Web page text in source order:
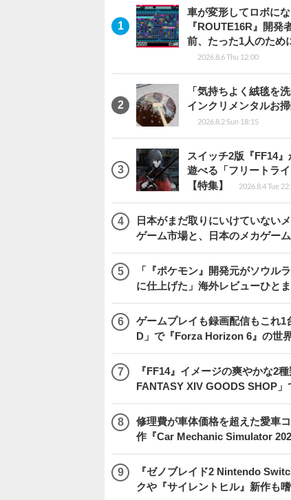
車が変形してロボに
『ROUTE16R』開
前、たった1人のため
2026.8.6 Thu 12:00
「気持ちよく絨毯を
インクリメンタルお
2026.8.2 Sun 18:15
スイッチ2版『FF14
遊べる「フリートラ
【特集】
2026.8.4 Tue
日本がまだ取りにいけていない
ゲーム市場と、日本のメカゲー
「『ポケモン』開発元がソウル
に仕上げた」海外レビューひと
ゲームプレイも録画配信もこれ
D」で『Forza Horizon 6』の世
『FF14』イメージの爽やかな2
FANTASY XIV GOODS SHOP
修理費が車体価格を超えた愛車
作『Car Mechanic Simulator
『ゼノブレイド2 Nintendo
クや『サイレントヒル』新作も